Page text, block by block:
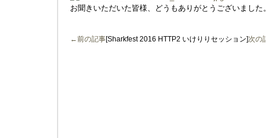
お聞きいただいた皆様、どうもありがとうございました
←前の記事[Sharkfest 2016 HTTP2 いけりりセッション]次の